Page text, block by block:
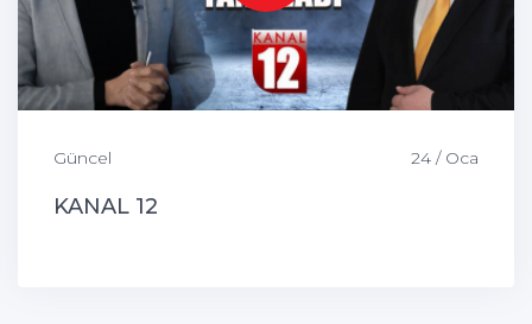
Güncel 24 / Oca
KANAL 12